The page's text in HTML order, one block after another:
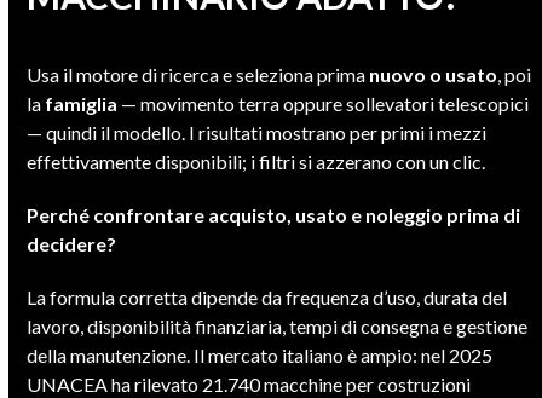
Usa il motore di ricerca e seleziona prima nuovo o usato, poi
la famiglia — movimento terra oppure sollevatori telescopici
— quindi il modello. I risultati mostrano per primi i mezzi
effettivamente disponibili; i filtri si azzerano con un clic.
Perché confrontare acquisto, usato e noleggio prima di
decidere?
La formula corretta dipende da frequenza d’uso, durata del
lavoro, disponibilità finanziaria, tempi di consegna e gestione
della manutenzione. Il mercato italiano è ampio: nel 2025
UNACEA ha rilevato 21.740 macchine per costruzioni